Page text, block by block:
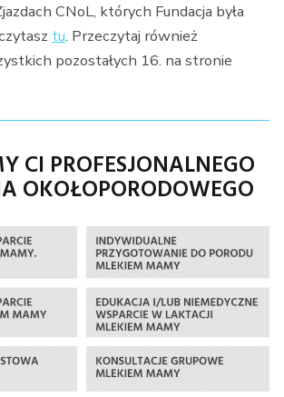
CNoL, których Fundacja była
tu. Przeczytaj również
pozostałych 16. na stronie
CI PROFESJONALNEGO
OKOŁOPORODOWEGO